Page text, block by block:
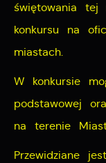
świętowania tej
konkursu na
miastach.
W konkursie
podstawowej
na terenie
Przewidziane
przeglądanej
mogą pojawić
firm będących
pośredników
wiadomości,
społecznościowych.